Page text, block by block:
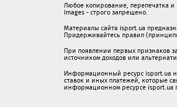
Любое копирование, перепечатка
Images - строго запрещено.
Материалы сайта isport.ua
Придерживайтесь правил
При появлении первых признаков
источником доходов или
Информационный ресурс isport.ua
ставок и иных платежей, которые
информационном ресурсе isport.ua